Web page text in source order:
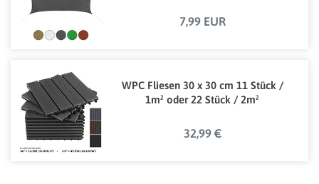
7,99 EUR
WPC Fliesen 30 x 30 cm 11 Stück /
1m² oder 22 Stück / 2m²
32,99 €